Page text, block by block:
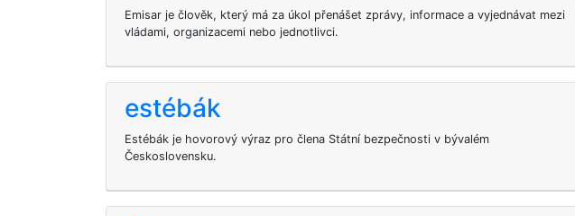
Emisar je člověk, který má za úkol přenášet zprávy, informace a vyjednávat mezi
vládami, organizacemi nebo jednotlivci.
estébák
Estébák je hovorový výraz pro člena Státní bezpečnosti v bývalém
Československu.